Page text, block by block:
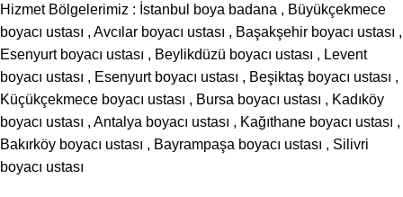
Hizmet Bölgelerimiz : İstanbul boya badana , Büyükçekmece
boyacı ustası , Avcılar boyacı ustası , Başakşehir boyacı ustası ,
Esenyurt boyacı ustası , Beylikdüzü boyacı ustası , Levent
boyacı ustası , Esenyurt boyacı ustası , Beşiktaş boyacı ustası ,
Küçükçekmece boyacı ustası , Bursa boyacı ustası , Kadıköy
boyacı ustası , Antalya boyacı ustası , Kağıthane boyacı ustası ,
Bakırköy boyacı ustası , Bayrampaşa boyacı ustası , Silivri
boyacı ustası